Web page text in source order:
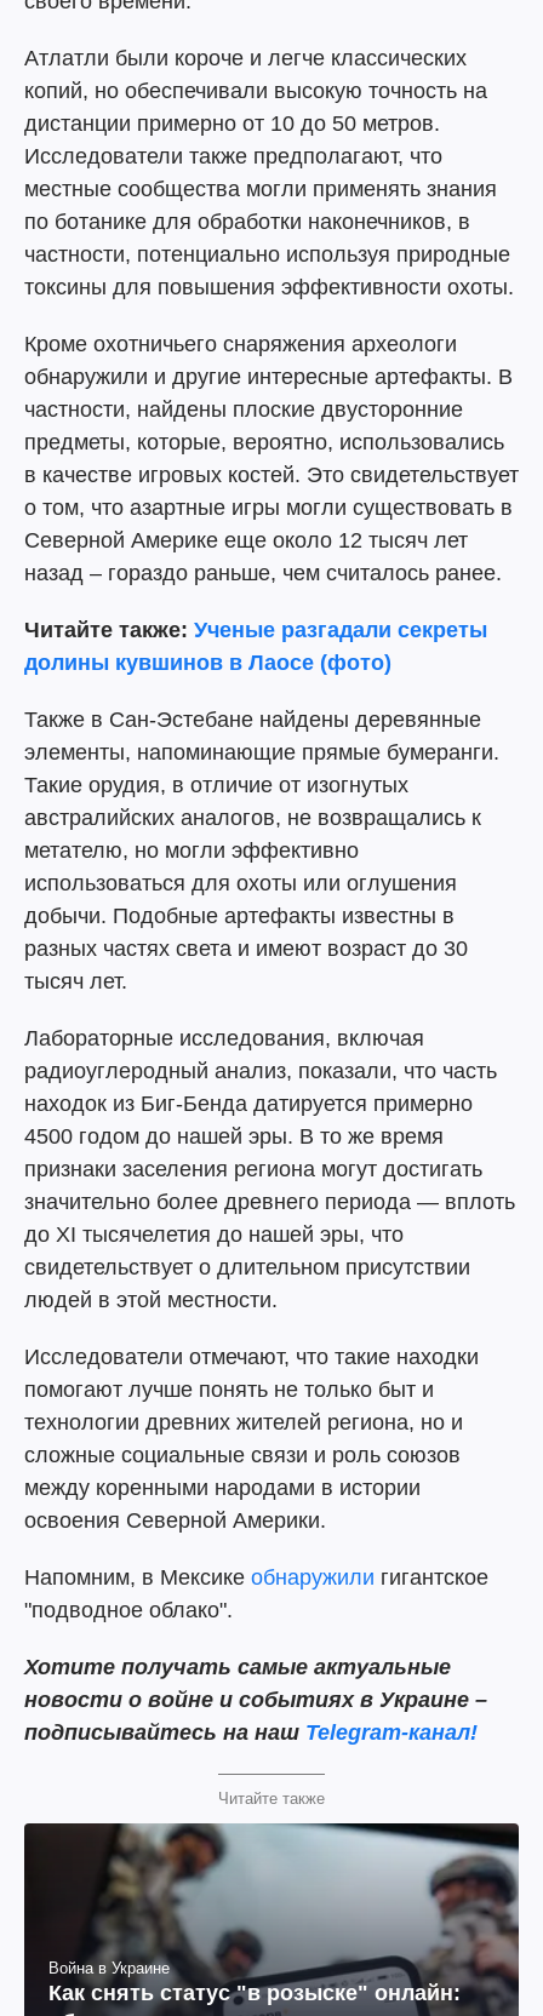
Атлатли были короче и легче классических
копий, но обеспечивали высокую точность на
дистанции примерно от 10 до 50 метров.
Исследователи также предполагают, что
местные сообщества могли применять знания
по ботанике для обработки наконечников, в
частности, потенциально используя природные
токсины для повышения эффективности охоты.
Кроме охотничьего снаряжения археологи
обнаружили и другие интересные артефакты. В
частности, найдены плоские двусторонние
предметы, которые, вероятно, использовались
в качестве игровых костей. Это свидетельствует
о том, что азартные игры могли существовать в
Северной Америке еще около 12 тысяч лет
назад – гораздо раньше, чем считалось ранее.
Читайте также: Ученые разгадали секреты
долины кувшинов в Лаосе (фото)
Также в Сан-Эстебане найдены деревянные
элементы, напоминающие прямые бумеранги.
Такие орудия, в отличие от изогнутых
австралийских аналогов, не возвращались к
метателю, но могли эффективно
использоваться для охоты или оглушения
добычи. Подобные артефакты известны в
разных частях света и имеют возраст до 30
тысяч лет.
Лабораторные исследования, включая
радиоуглеродный анализ, показали, что часть
находок из Биг-Бенда датируется примерно
4500 годом до нашей эры. В то же время
признаки заселения региона могут достигать
значительно более древнего периода — вплоть
до XI тысячелетия до нашей эры, что
свидетельствует о длительном присутствии
людей в этой местности.
Исследователи отмечают, что такие находки
помогают лучше понять не только быт и
технологии древних жителей региона, но и
сложные социальные связи и роль союзов
между коренными народами в истории
освоения Северной Америки.
Напомним, в Мексике обнаружили гигантское
"подводное облако".
Хотите получать самые актуальные
новости о войне и событиях в Украине –
подписывайтесь на наш Telegram-канал!
Читайте также
Война в Украине
Как снять статус "в розыске" онлайн: